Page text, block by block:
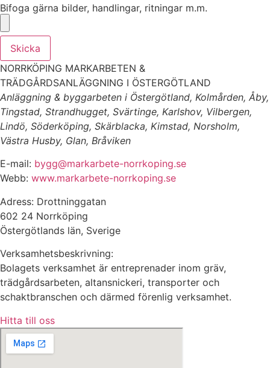
Bifoga gärna bilder, handlingar, ritningar m.m.
Skicka
NORRKÖPING MARKARBETEN &
TRÄDGÅRDSANLÄGGNING I ÖSTERGÖTLAND
Anläggning & byggarbeten i Östergötland, Kolmården, Åby,
Tingstad, Strandhugget, Svärtinge, Karlshov, Vilbergen,
Lindö, Söderköping, Skärblacka, Kimstad, Norsholm,
Västra Husby, Glan, Bråviken
E-mail: bygg@markarbete-norrkoping.se
Webb: www.markarbete-norrkoping.se
Adress: Drottninggatan
602 24 Norrköping
Östergötlands län, Sverige
Verksamhetsbeskrivning:
Bolagets verksamhet är entreprenader inom gräv,
trädgårdsarbeten, altansnickeri, transporter och
schaktbranschen och därmed förenlig verksamhet.
Hitta till oss